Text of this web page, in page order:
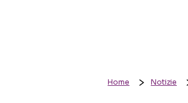
Home Notizie